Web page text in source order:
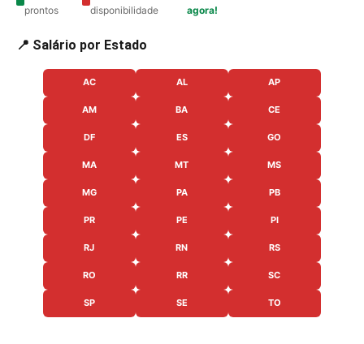
prontos
disponibilidade
agora!
📍 Salário por Estado
AC AL AP
AM BA CE
DF ES GO
MA MT MS
MG PA PB
PR PE PI
RJ RN RS
RO RR SC
SP SE TO